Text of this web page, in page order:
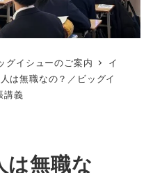
グイシューのご案内
イ
は無職なの？／ビッグイ
講義
無職な